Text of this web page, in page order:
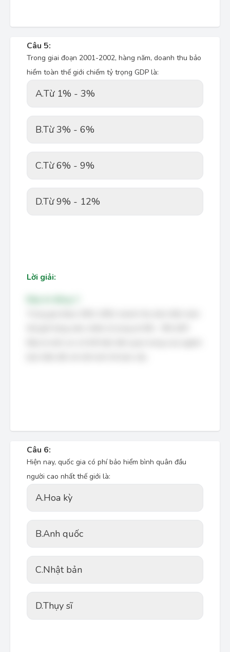
Câu 5:
Trong giai đoạn 2001-2002, hàng năm, doanh thu bảo
hiểm toàn thế giới chiếm tỷ trọng GDP là:
A.Từ 1% - 3%
B.Từ 3% - 6%
C.Từ 6% - 9%
D.Từ 9% - 12%
Lời giải:
Câu 6:
Hiện nay, quốc gia có phí bảo hiểm bình quân đầu
người cao nhất thế giới là:
A.Hoa kỳ
B.Anh quốc
C.Nhật bản
D.Thụy sĩ